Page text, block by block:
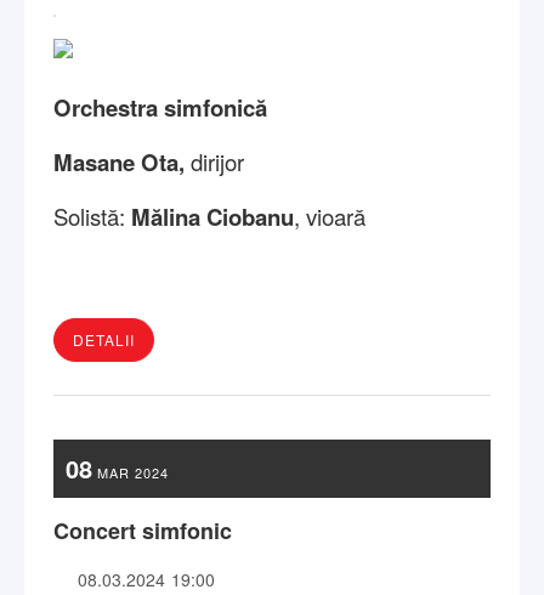
Orchestra simfonică
Masane Ota, dirijor
Solistă: Mălina Ciobanu, vioară
DETALII
08 MAR 2024
Concert simfonic
08.03.2024 19:00